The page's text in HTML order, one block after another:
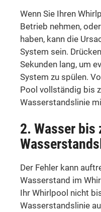
Wenn Sie Ihren
Betrieb nehmen,
haben, kann die
System sein.
Sekunden lang, um
System zu spülen.
Pool vollständig bis
Wasserstandslinie
2. Wasser bis
Der Fehler kann
Wasserstand im
Ihr Whirlpool nicht
Wasserstandslinie